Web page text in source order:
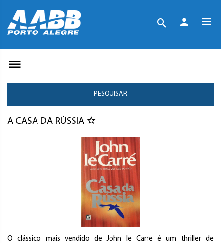
PESQUISAR
A CASA DA RÚSSIA
O clássico mais vendido de John le Carre é um thriller de